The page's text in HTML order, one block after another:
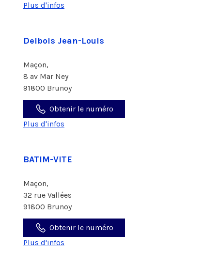
Plus d'infos
Delbois Jean-Louis
Maçon,
8 av Mar Ney
91800 Brunoy
Obtenir le numéro
Plus d'infos
BATIM-VITE
Maçon,
32 rue Vallées
91800 Brunoy
Obtenir le numéro
Plus d'infos